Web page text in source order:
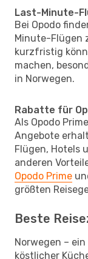
Last-Minute-
Bei Opodo
Minute-Flügen
kurzfristig
machen,
in Norwegen.
Rabatte für
Als Opodo
Angebote
Flügen, Hotels
anderen
Opodo Prime
größten
Beste
Norwegen –
köstlicher